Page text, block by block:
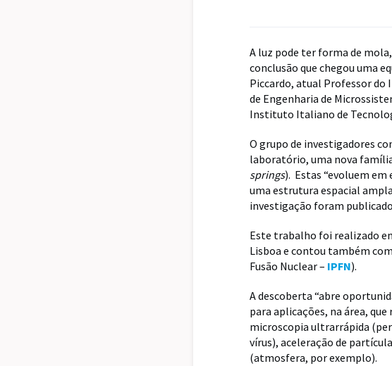
A luz pode ter forma de
conclusão que chegou uma
Piccardo, atual Professor
de Engenharia de
Instituto Italiano de
O grupo de investigadores
laboratório, uma nova
springs). Estas “evoluem
uma estrutura espacial
investigação foram
Este trabalho foi realizado
Lisboa e contou também
Fusão Nuclear – IPFN).
A descoberta “abre
para aplicações, na área,
microscopia ultrarrápida
vírus), aceleração de
(atmosfera, por exemplo).